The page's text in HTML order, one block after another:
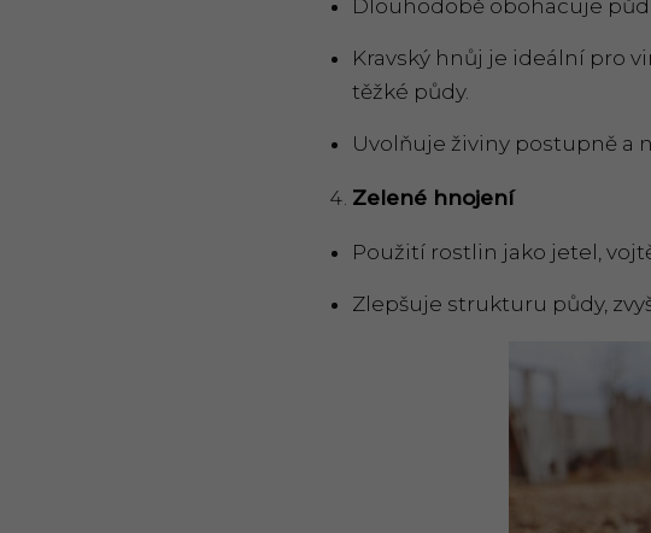
Dlouhodobě obohacuje
Kravský hnůj je ideální pro
těžké půdy.
Uvolňuje živiny postupně a
Zelené hnojení
Použití rostlin jako jetel,
Zlepšuje strukturu půdy,